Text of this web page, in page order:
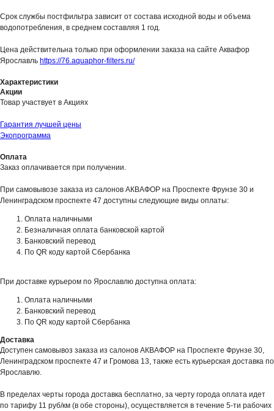
Срок службы постфильтра зависит от состава исходной воды и объема
водопотребления, в среднем составляя 1 год.
Цена действительна только при оформлении заказа на сайте Аквафор
Ярославль https://76.aquaphor-filters.ru/
Характеристики
Акции
Товар участвует в Акциях
Гарантия лучшей цены
Экопрограмма
Оплата
Заказ оплачивается при получении.
При самовывозе заказа из салонов АКВАФОР на Проспекте Фрунзе 30 и
Ленинградском проспекте 47 доступны следующие виды оплаты:
Оплата наличными
Безналичная оплата банковской картой
Банковский перевод
По QR коду картой Сбербанка
При доставке курьером по Ярославлю доступна оплата:
Оплата наличными
Банковский перевод
По QR коду картой Сбербанка
Доставка
Доступен самовывоз заказа из салонов АКВАФОР на Проспекте Фрунзе 30,
Ленинградском проспекте 47 и Громова 13, также есть курьерская доставка по
Ярославлю.
В пределах черты города доставка бесплатно, за черту города оплата идет
по тарифу 11 руб/км (в обе стороны), осуществляется в течение 5-ти рабочих